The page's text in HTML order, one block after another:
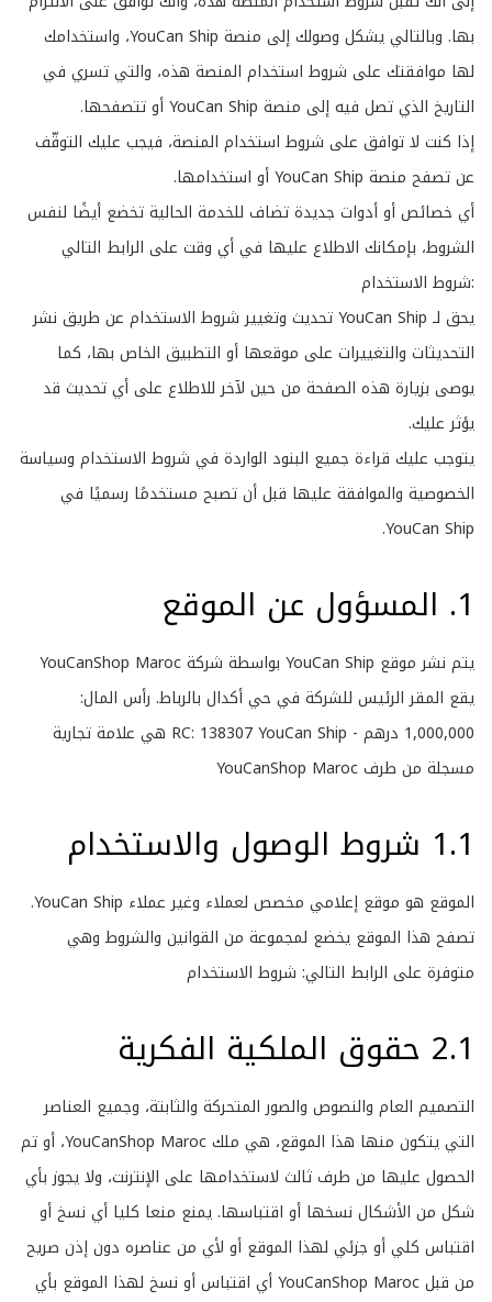
بها. وبالتالي يشكل وصولك إلى منصة YouCan Ship، واستخدامك
لها موافقتك على شروط استخدام المنصة هذه، والتي تسري في
التاريخ الذي تصل فيه إلى منصة YouCan Ship أو تتصفحها.
إذا كنت لا توافق على شروط استخدام المنصة، فيجب عليك التوقّف
عن تصفح منصة YouCan Ship أو استخدامها.
أي خصائص أو أدوات جديدة تضاف للخدمة الحالية تخضع أيضًا لنفس
الشروط، بإمكانك الاطلاع عليها في أي وقت على الرابط التالي
:شروط الاستخدام
يحق لـ YouCan Ship تحديث وتغيير شروط الاستخدام عن طريق نشر
التحديثات والتغييرات على موقعها أو التطبيق الخاص بها، كما
يوصى بزيارة هذه الصفحة من حين لآخر للاطلاع على أي تحديث قد
يؤثر عليك.
يتوجب عليك قراءة جميع البنود الواردة في شروط الاستخدام وسياسة
الخصوصية والموافقة عليها قبل أن تصبح مستخدمًا رسميًا في
YouCan Ship.
1. المسؤول عن الموقع
يتم نشر موقع YouCan Ship
بواسطة شركة YouCanShop Maroc
يقع المقر الرئيس للشركة في حي أكدال بالرباط. رأس المال:
1,000,000 درهم - RC: 138307 YouCan Ship هي علامة تجارية
مسجلة من طرف YouCanShop Maroc
1.1 شروط الوصول والاستخدام
الموقع هو موقع إعلامي مخصص لعملاء وغير عملاء YouCan Ship.
تصفح هذا الموقع يخضع لمجموعة من القوانين والشروط وهي
متوفرة على الرابط التالي: شروط الاستخدام
2.1 حقوق الملكية الفكرية
التصميم العام والنصوص والصور المتحركة والثابتة، وجميع العناصر
التي يتكون منها هذا الموقع، هي ملك YouCanShop Maroc، أو تم
الحصول عليها من طرف ثالث لاستخدامها على الإنترنت، ولا يجوز بأي
شكل من الأشكال نسخها أو اقتباسها. يمنع منعا كليا أي نسخ أو
اقتباس كلي أو جزئي لهذا الموقع أو لأي من عناصره دون إذن صريح
من قبل YouCanShop Maroc أي اقتباس أو نسخ لهذا الموقع بأي